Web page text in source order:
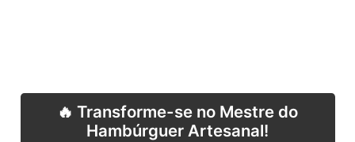
🔥 Transforme-se no Mestre do
Hambúrguer Artesanal!